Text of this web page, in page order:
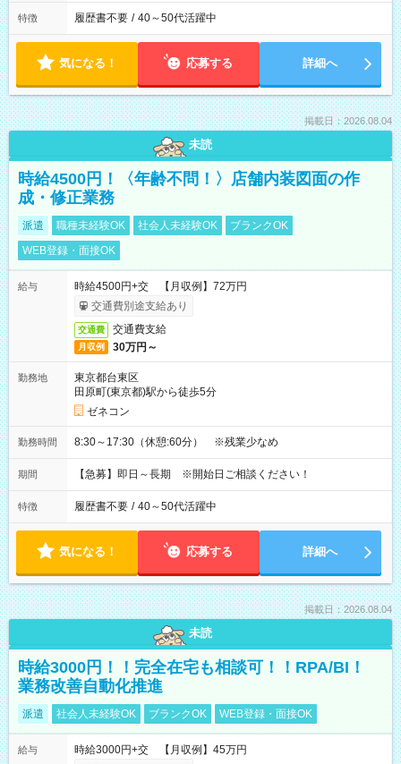
特徴 履歴書不要 / 40～50代活躍中
気になる！ 応募する 詳細へ
掲載日：2026.08.04
未読
時給4500円！〈年齢不問！〉店舗内装図面の作
成・修正業務
派遣 職種未経験OK 社会人未経験OK
ブランクOK
WEB登録・面接OK
給与
時給4500円+交 【月収例】72万円
交通費別途支給あり
交通費 交通費支給
月収例 30万円～
勤務地
東京都台東区
田原町(東京都)駅から徒歩5分
ゼネコン
勤務時間 8:30～17:30（休憩:60分） ※残業少なめ
期間 【急募】即日～長期 ※開始日ご相談ください！
特徴 履歴書不要 / 40～50代活躍中
気になる！ 応募する 詳細へ
掲載日：2026.08.04
未読
時給3000円！！完全在宅も相談可！！RPA/BI！
業務改善自動化推進
派遣 社会人未経験OK ブランクOK WEB登録・面接OK
給与
時給3000円+交 【月収例】45万円